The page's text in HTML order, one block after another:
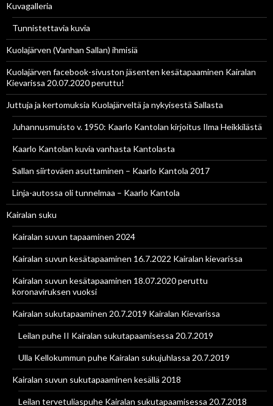
Kuvagalleria
Tunnistettavia kuvia
Kuolajärven (Vanhan Sallan) ihmisiä
Kuolajärven facebook-sivuston jäsenten kesätapaaminen Kairalan
Kievarissa 20.07.2020 peruttu!
Juttuja ja kertomuksia Kuolajärveltä ja nykyisestä Sallasta
Juhannusmuisto v. 1950: Kaarlo Kantolan kirjoitus Ilma Heikkilästä
Kaarlo Kantolan kuvia vanhasta Kantolasta
Sallan siirtoväen asuttaminen – Kaarlo Kantola 2017
Linja-autossa oli tunnelmaa – Kaarlo Kantola
Kairalan suku
Kairalan suvun tapaaminen 2024
Kairalan suvun kesätapaaminen 16.7.2022 Kairalan kievarissa
Kairalan suvun kesätapaaminen 18.07.2020 peruttu
koronaviruksen vuoksi
Kairalan sukutapaaminen 20.7.2019 Kairalan Kievarissa
Leilan puhe II Kairalan sukutapaamisessa 20.7.2019
Ulla Kellokummun puhe Kairalan sukujuhlassa 20.7.2019
Kairalan suvun sukutapaaminen kesällä 2018
Leilan tervetuliaspuhe Kairalan sukutapaamisessa 20.7.2018